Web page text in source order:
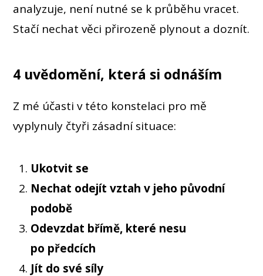
analyzuje, není nutné se k průběhu vracet.
Stačí nechat věci přirozeně plynout a doznít.
4 uvědomění, která si odnáším
Z mé účasti v této konstelaci pro mě
vyplynuly čtyři zásadní situace:
Ukotvit se
Nechat odejít vztah v jeho původní
podobě
Odevzdat břímě, které nesu
po předcích
Jít do své síly